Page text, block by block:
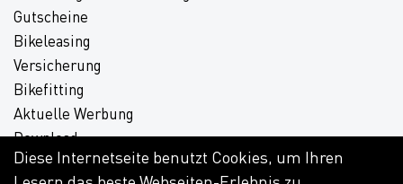
Gutscheine
Bikeleasing
Versicherung
Bikefitting
Aktuelle Werbung
Download
Diese Internetseite benutzt Cookies, um Ihren